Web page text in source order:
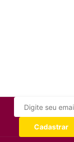
Cadastrar